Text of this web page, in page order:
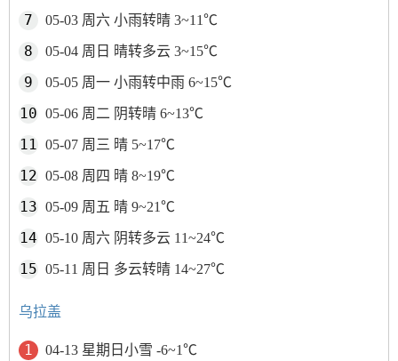
05-03 周六 小雨转晴 3~11℃
05-04 周日 晴转多云 3~15℃
05-05 周一 小雨转中雨 6~15℃
05-06 周二 阴转晴 6~13℃
05-07 周三 晴 5~17℃
05-08 周四 晴 8~19℃
05-09 周五 晴 9~21℃
05-10 周六 阴转多云 11~24℃
05-11 周日 多云转晴 14~27℃
乌拉盖
04-13 星期日小雪 -6~1℃